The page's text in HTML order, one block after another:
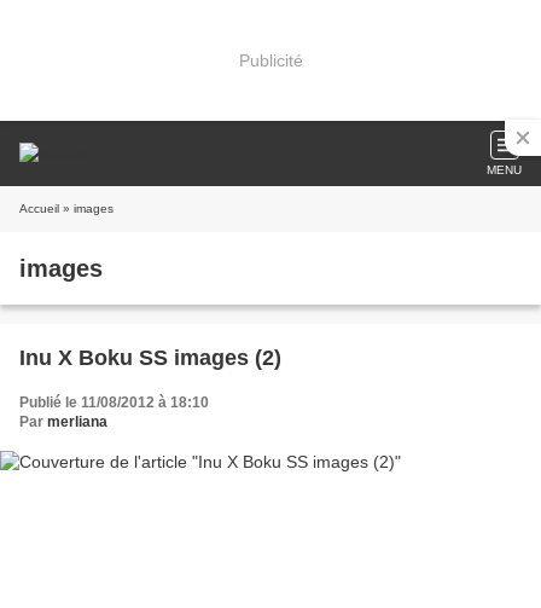
Publicité
MENU
Accueil » images
images
Inu X Boku SS images (2)
Publié le 11/08/2012 à 18:10
Par merliana